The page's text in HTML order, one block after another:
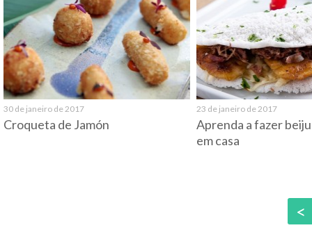
30 de janeiro de 2017
Croqueta de Jamón
23 de janeiro de 2017
Aprenda a fazer
em casa
<